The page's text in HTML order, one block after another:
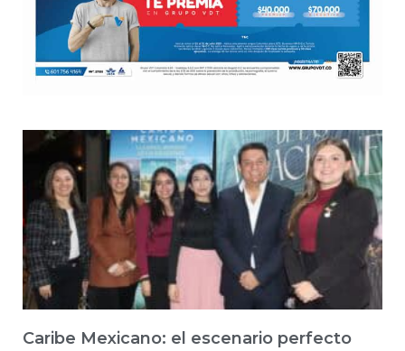
Caribe Mexicano: el escenario perfecto